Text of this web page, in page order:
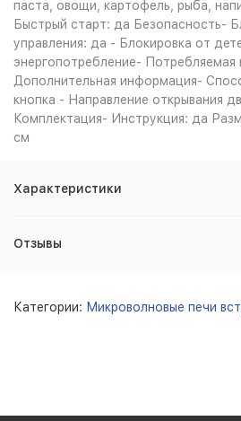
паста, овощи, картофель, рыба,
Быстрый старт: да Безопасность-
управления: да - Блокировка от
энергопотребление-
Дополнительная информация-
кнопка - Направление открывания
Комплектация- Инструкция: да
см
Характеристики
Отзывы
Категории: Микроволновые печи